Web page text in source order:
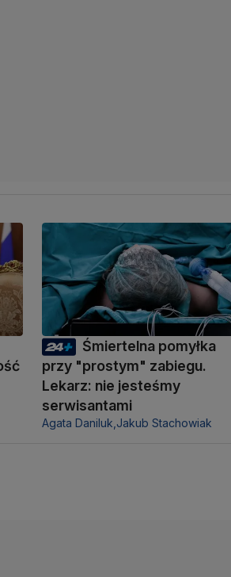
Śmiertelna pomyłka
przy "prostym" zabiegu.
Lekarz: nie jesteśmy
serwisantami
Agata Daniluk, Jakub Stachowiak